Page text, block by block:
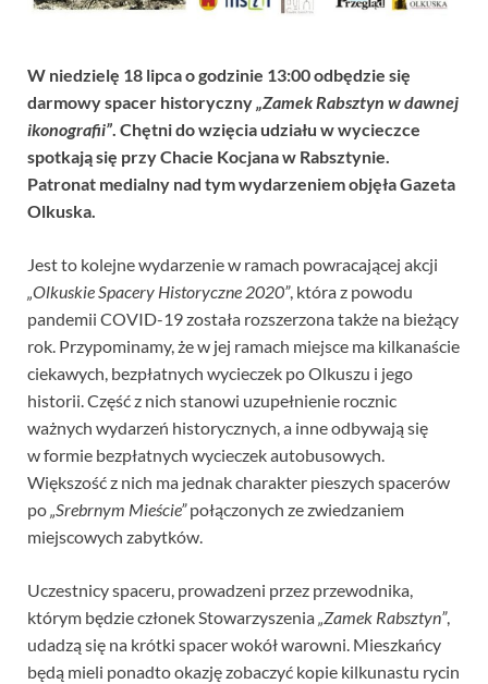
W niedzielę 18 lipca o godzinie 13:00 odbędzie się
darmowy spacer historyczny„Zamek Rabsztyn w dawnej
ikonografii”. Chętni do wzięcia udziału w wycieczce
spotkają się przy Chacie Kocjana w Rabsztynie.
Patronat medialny nad tym wydarzeniem objęła Gazeta
Olkuska.
Jest to kolejne wydarzenie w ramach powracającej akcji
„Olkuskie Spacery Historyczne 2020”, która z powodu
pandemii COVID-19 została rozszerzona także na bieżący
rok. Przypominamy, że w jej ramach miejsce ma kilkanaście
ciekawych, bezpłatnych wycieczek po Olkuszu i jego
historii. Część z nich stanowi uzupełnienie rocznic
ważnych wydarzeń historycznych, a inne odbywają się
w formie bezpłatnych wycieczek autobusowych.
Większość z nich ma jednak charakter pieszych spacerów
po„Srebrnym Mieście”połączonych ze zwiedzaniem
miejscowych zabytków.
Uczestnicy spaceru, prowadzeni przez przewodnika,
którym będzie członek Stowarzyszenia„Zamek Rabsztyn”,
udadzą się na krótki spacer wokół warowni. Mieszkańcy
będą mieli ponadto okazję zobaczyć kopie kilkunastu rycin